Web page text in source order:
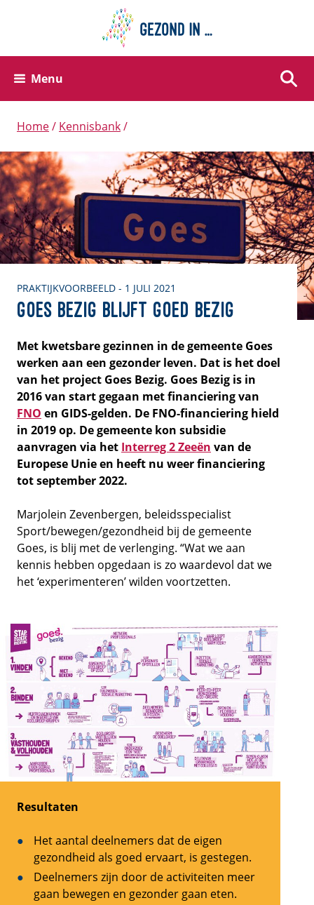
Menu
Home Kennisbank
PRAKTIJKVOORBEELD - 1 JULI 2021
Goes Bezig blijft goed bezig
Met kwetsbare gezinnen in de gemeente Goes
werken aan een gezonder leven. Dat is het doel
van het project Goes Bezig. Goes Bezig is in
2016 van start gegaan met financiering van
FNO en GIDS-gelden. De FNO-financiering hield
in 2019 op. De gemeente kon subsidie
aanvragen via het Interreg 2 Zeeën van de
Europese Unie en heeft nu weer financiering
tot september 2022.
Marjolein Zevenbergen, beleidsspecialist
Sport/bewegen/gezondheid bij de gemeente
Goes, is blij met de verlenging. “Wat we aan
kennis hebben opgedaan is zo waardevol dat we
het ‘experimenteren’ wilden voortzetten.
Resultaten
Het aantal deelnemers dat de eigen
gezondheid als goed ervaart, is gestegen.
Deelnemers zijn door de activiteiten meer
gaan bewegen en gezonder gaan eten.